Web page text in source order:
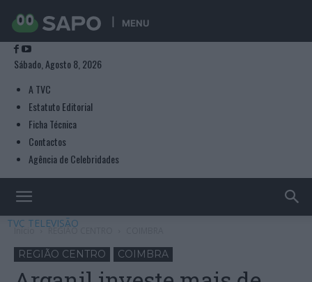
MENU
Sábado, Agosto 8, 2026
A TVC
Estatuto Editorial
Ficha Técnica
Contactos
Agência de Celebridades
TVC TELEVISÃO
Início REGIÃO CENTRO
REGIÃO CENTRO COIMBRA